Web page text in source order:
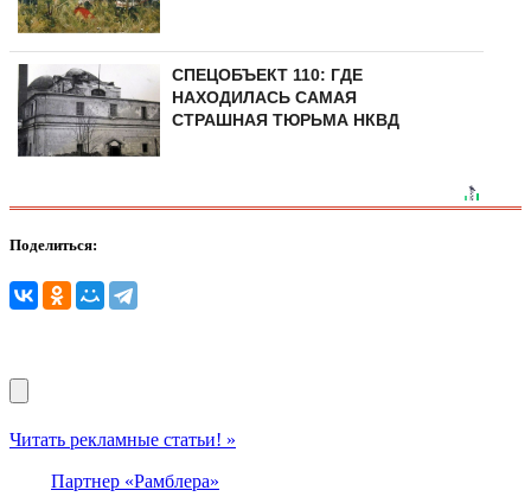
СПЕЦОБЪЕКТ 110: ГДЕ
НАХОДИЛАСЬ САМАЯ
СТРАШНАЯ ТЮРЬМА НКВД
Поделиться:
Читать рекламные статьи! »
Партнер «Рамблера»